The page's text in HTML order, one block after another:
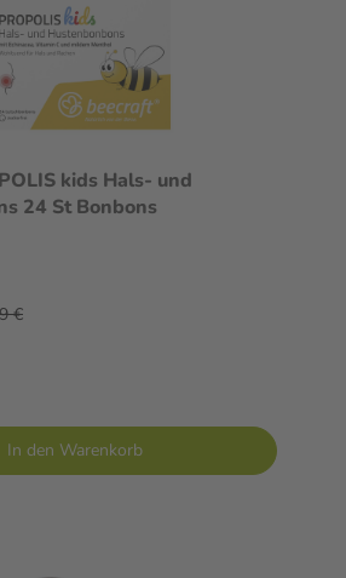
kids Hals- und
24 St Bonbons
€
In den Warenkorb